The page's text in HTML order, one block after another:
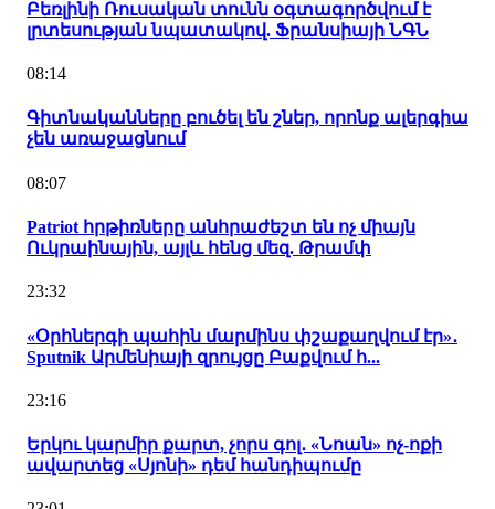
Բեռլինի Ռուսական տունն օգտագործվում է
լրտեսության նպատակով. Ֆրանսիայի ՆԳՆ
08:14
Գիտնականները բուծել են շներ, որոնք ալերգիա
չեն առաջացնում
08:07
Patriot հրթիռները անհրաժեշտ են ոչ միայն
Ուկրաինային, այլև հենց մեզ. Թրամփ
23:32
«Օրհներգի պահին մարմինս փշաքաղվում էր»․
Sputnik Արմենիայի զրույցը Բաքվում հ...
23:16
Երկու կարմիր քարտ, չորս գոլ․ «Նոան» ոչ-ոքի
ավարտեց «Սյոնի» դեմ հանդիպումը